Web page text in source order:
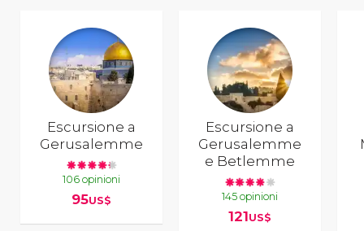
Escursione a
Gerusalemme
106 opinioni
95US$
Escursione a
Gerusalemme
e Betlemme
145 opinioni
121US$